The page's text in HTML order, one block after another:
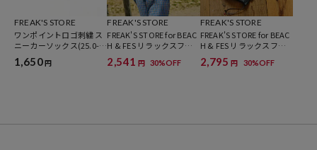
FREAK'S STORE
ワンポイントロゴ刺繍 ス
ニーカーソックス(25.0-2
7.0cm対応)
1,650円
FREAK'S STORE
FREAK'S STORE for BEAC
H & FES リラックスフィ
ット ワンポイントロゴ ス
ピンドル ポケットTシャ
2,541 円 30%OFF
FREAK'S STORE
FREAK'S STORE for BEAC
H & FES リラックスフィ
ット ワンポイントロゴ ス
ピンドル ヘンリーネック
2,795 円 30%OFF